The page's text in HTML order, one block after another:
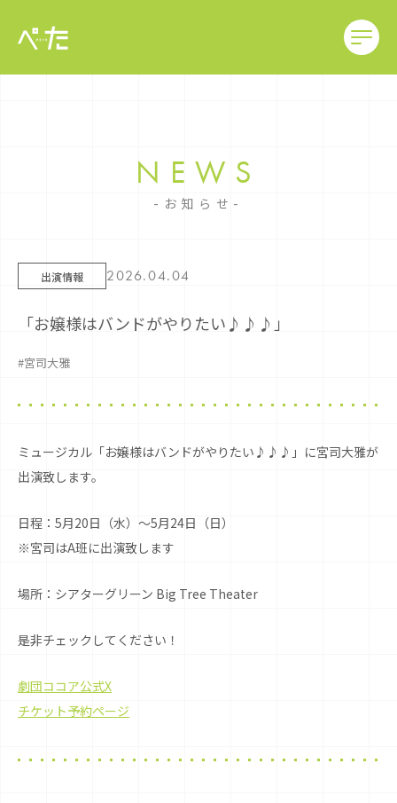
NEWS
お知らせ
出演情報 2026.04.04
「お嬢様はバンドがやりたい♪♪♪」
#宮司大雅
ミュージカル「お嬢様はバンドがやりたい♪♪♪」に宮司大雅が
出演致します。
日程：5月20日（水）〜5月24日（日）
※宮司はA班に出演致します
場所：シアターグリーン Big Tree Theater
是非チェックしてください！
劇団ココア公式X
チケット予約ページ